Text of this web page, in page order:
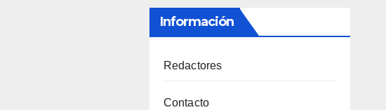
Información
Redactores
Contacto